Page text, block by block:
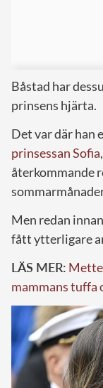
Båstad har
prinsens hjärta.
Det var där han
prinsessan Sofia
återkommande
Men redan
fått ytterligare
LÄS MER:
mammans tuffa